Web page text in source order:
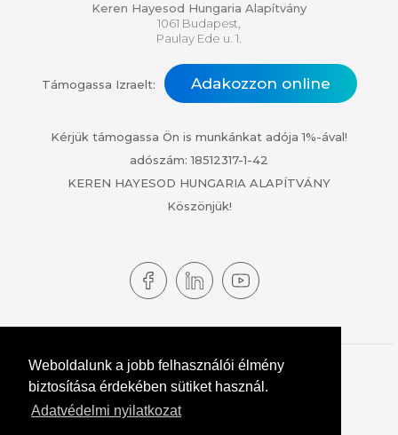
Weboldalunk a jobb felhasználói élmény
biztosítása érdekében sütiket használ.
Adatvédelmi nyilatkozat
Keren Hayesod Hungaria Alapítvány
1061 Budapest,
Paulay Ede u. 1.
Támogassa Izraelt: Adakozzon online
Kérjük támogassa Ön is munkánkat adója 1%-ával!
adószám: 18512317-1-42
KEREN HAYESOD HUNGARIA ALAPÍTVÁNY
Köszönjük!
© 2024 KEREN HAYESOD. MINDEN JOG FENNTARTVA!